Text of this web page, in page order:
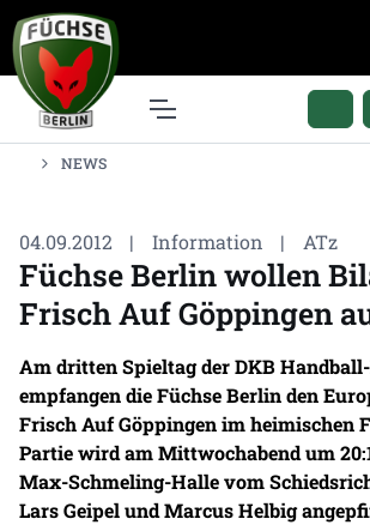
NEWS
04.09.2012 | Information | ATz
Füchse Berlin wollen
Frisch Auf Göppingen
Am dritten Spieltag der DKB
empfangen die Füchse Berlin den
Frisch Auf Göppingen im heimischen
Partie wird am Mittwochabend um
Max-Schmeling-Halle vom
Lars Geipel und Marcus Helbig